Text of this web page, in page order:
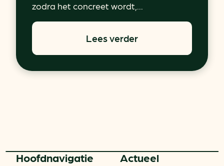
zodra het concreet wordt,...
Lees verder
Hoofd­navigatie Actueel